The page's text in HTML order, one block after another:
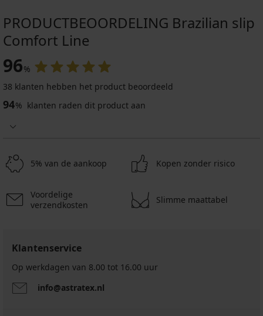
PRODUCTBEOORDELING Brazilian slip
Comfort Line
96%
38 klanten hebben het product beoordeeld
94% klanten raden dit product aan
5% van de aankoop Kopen zonder risico
Voordelige
verzendkosten
Slimme maattabel
Klantenservice
Op werkdagen van 8.00 tot 16.00 uur
info@astratex.nl